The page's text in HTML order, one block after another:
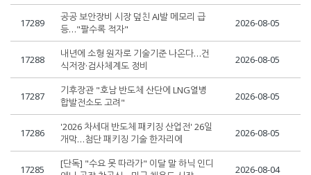
17289
공공 보안장비 시장 덮친 AI발 메모리 급
등…"팔수록 적자"
2026-08-05
17288
내년에 소형 원자로 기술기준 나온다…건
식저장·검사체계도 정비
2026-08-05
17287
기후장관 "호남 반도체 산단에 LNG열병
합발전소도 고려"
2026-08-05
17286
'2026 차세대 반도체 패키징 산업전' 26일
개막…첨단 패키징 기술 한자리에
2026-08-05
17285
[단독] "수요 못 따라가" 이달 말 하닉 인디
2026-08-04